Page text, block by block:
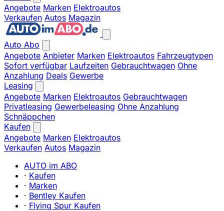
Angebote Marken Elektroautos
Verkaufen Autos Magazin
Auto Abo
Angebote Anbieter Marken Elektroautos Fahrzeugtypen
Sofort verfügbar Laufzeiten Gebrauchtwagen Ohne
Anzahlung Deals Gewerbe
Leasing
Angebote Marken Elektroautos Gebrauchtwagen
Privatleasing Gewerbeleasing Ohne Anzahlung
Schnäppchen
Kaufen
Angebote Marken Elektroautos
Verkaufen Autos Magazin
AUTO im ABO
· Kaufen
· Marken
· Bentley Kaufen
· Flying Spur Kaufen